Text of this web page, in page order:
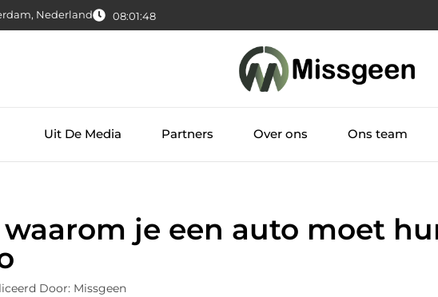
Nederland 08:01:49
Uit De Media Partners Over ons Ons team
je een auto moet
Door: Missgeen